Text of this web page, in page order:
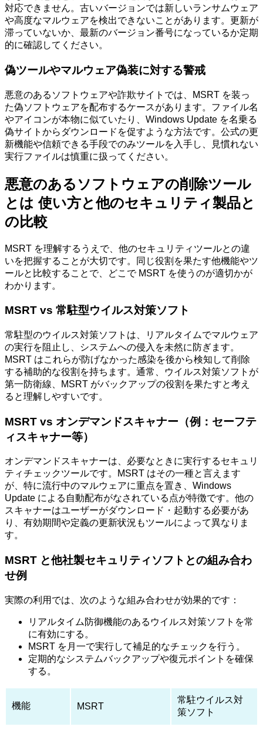
対応できません。古いバージョンでは新しいランサムウェア
や高度なマルウェアを検出できないことがあります。更新が
滞っていないか、最新のバージョン番号になっているか定期
的に確認してください。
偽ツールやマルウェア偽装に対する警戒
悪意のあるソフトウェアや詐欺サイトでは、MSRT を装っ
た偽ソフトウェアを配布するケースがあります。ファイル名
やアイコンが本物に似ていたり、Windows Update を名乗る
偽サイトからダウンロードを促すような方法です。公式の更
新機能や信頼できる手段でのみツールを入手し、見慣れない
実行ファイルは慎重に扱ってください。
悪意のあるソフトウェアの削除ツール
とは 使い方と他のセキュリティ製品と
の比較
MSRT を理解するうえで、他のセキュリティツールとの違
いを把握することが大切です。同じ役割を果たす他機能やツ
ールと比較することで、どこで MSRT を使うのが適切かが
わかります。
MSRT vs 常駐型ウイルス対策ソフト
常駐型のウイルス対策ソフトは、リアルタイムでマルウェア
の実行を阻止し、システムへの侵入を未然に防ぎます。
MSRT はこれらが防げなかった感染を後から検知して削除
する補助的な役割を持ちます。通常、ウイルス対策ソフトが
第一防衛線、MSRT がバックアップの役割を果たすと考え
ると理解しやすいです。
MSRT vs オンデマンドスキャナー（例：セーフテ
ィスキャナー等）
オンデマンドスキャナーは、必要なときに実行するセキュリ
ティチェックツールです。MSRT はその一種と言えます
が、特に流行中のマルウェアに重点を置き、Windows
Update による自動配布がなされている点が特徴です。他の
スキャナーはユーザーがダウンロード・起動する必要があ
り、有効期間や定義の更新状況もツールによって異なりま
す。
MSRT と他社製セキュリティソフトとの組み合わ
せ例
実際の利用では、次のような組み合わせが効果的です：
リアルタイム防御機能のあるウイルス対策ソフトを常
に有効にする。
MSRT を月一で実行して補足的なチェックを行う。
定期的なシステムバックアップや復元ポイントを確保
する。
機能 MSRT
常駐ウイルス対
策ソフト